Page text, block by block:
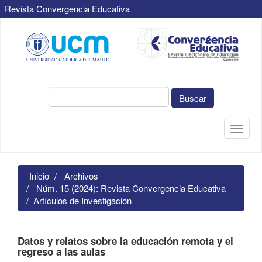
Revista Convergencia Educativa
principal
Contenido
principal
Buscar
Toggle
Inicio
Archivos
Núm. 15 (2024): Revista Convergencia Educativa
Artículos de Investigación
Datos y relatos sobre la educación remota y el
regreso a las aulas